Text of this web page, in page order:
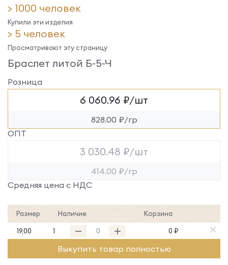
> 1000 человек
Купили эти изделия
> 5 человек
Просматривают эту страницу
Браслет литой Б-5-Ч
Розница
6 060.96 ₽/шт
828.00 ₽/гр
ОПТ
3 030.48 ₽/шт
414.00 ₽/гр
Средняя цена с НДС
Размер Наличие Корзина
19,00 1 0 ₽
Выкупить товар полностью